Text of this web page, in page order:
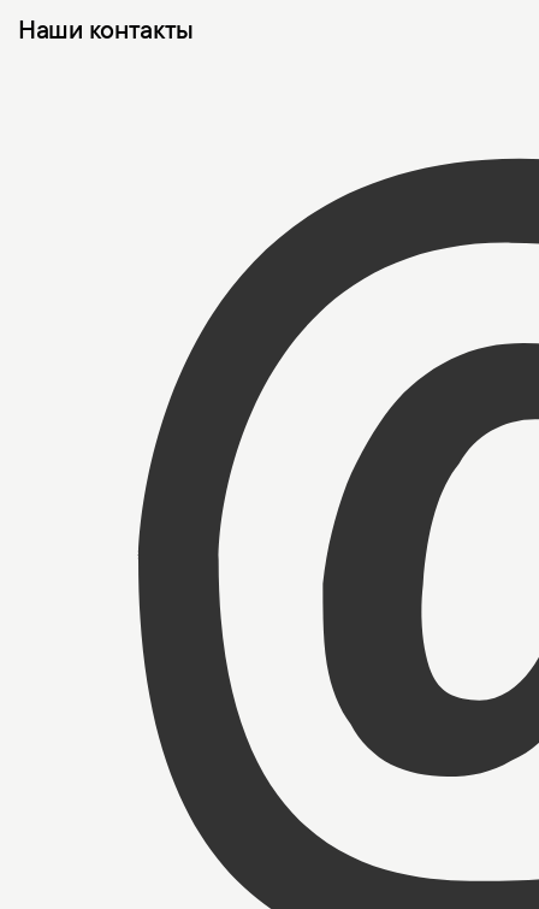
Наши контакты